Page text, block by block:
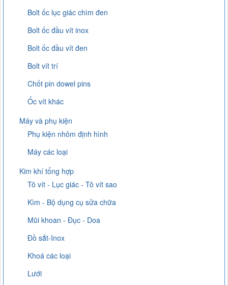
Bolt ốc lục giác chìm đen
Bolt ốc đầu vít inox
Bolt ốc đầu vít đen
Bolt vít trí
Chốt pin dowel pins
Ốc vít khác
Máy và phụ kiện
Phụ kiện nhôm định hình
Máy các loại
Kim khí tổng hợp
Tô vít - Lục giác - Tô vít sao
Kìm - Bộ dụng cụ sửa chữa
Mũi khoan - Đục - Doa
Đồ sắt-Inox
Khoá các loại
Lưới